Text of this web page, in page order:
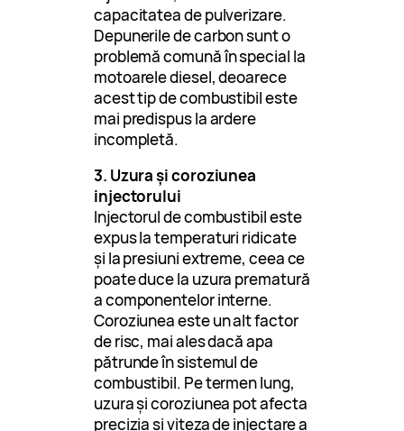
capacitatea de pulverizare.
Depunerile de carbon sunt o
problemă comună în special la
motoarele diesel, deoarece
acest tip de combustibil este
mai predispus la ardere
incompletă.
3. Uzura și coroziunea
injectorului
Injectorul de combustibil este
expus la temperaturi ridicate
și la presiuni extreme, ceea ce
poate duce la uzura prematură
a componentelor interne.
Coroziunea este un alt factor
de risc, mai ales dacă apa
pătrunde în sistemul de
combustibil. Pe termen lung,
uzura și coroziunea pot afecta
precizia și viteza de injectare a